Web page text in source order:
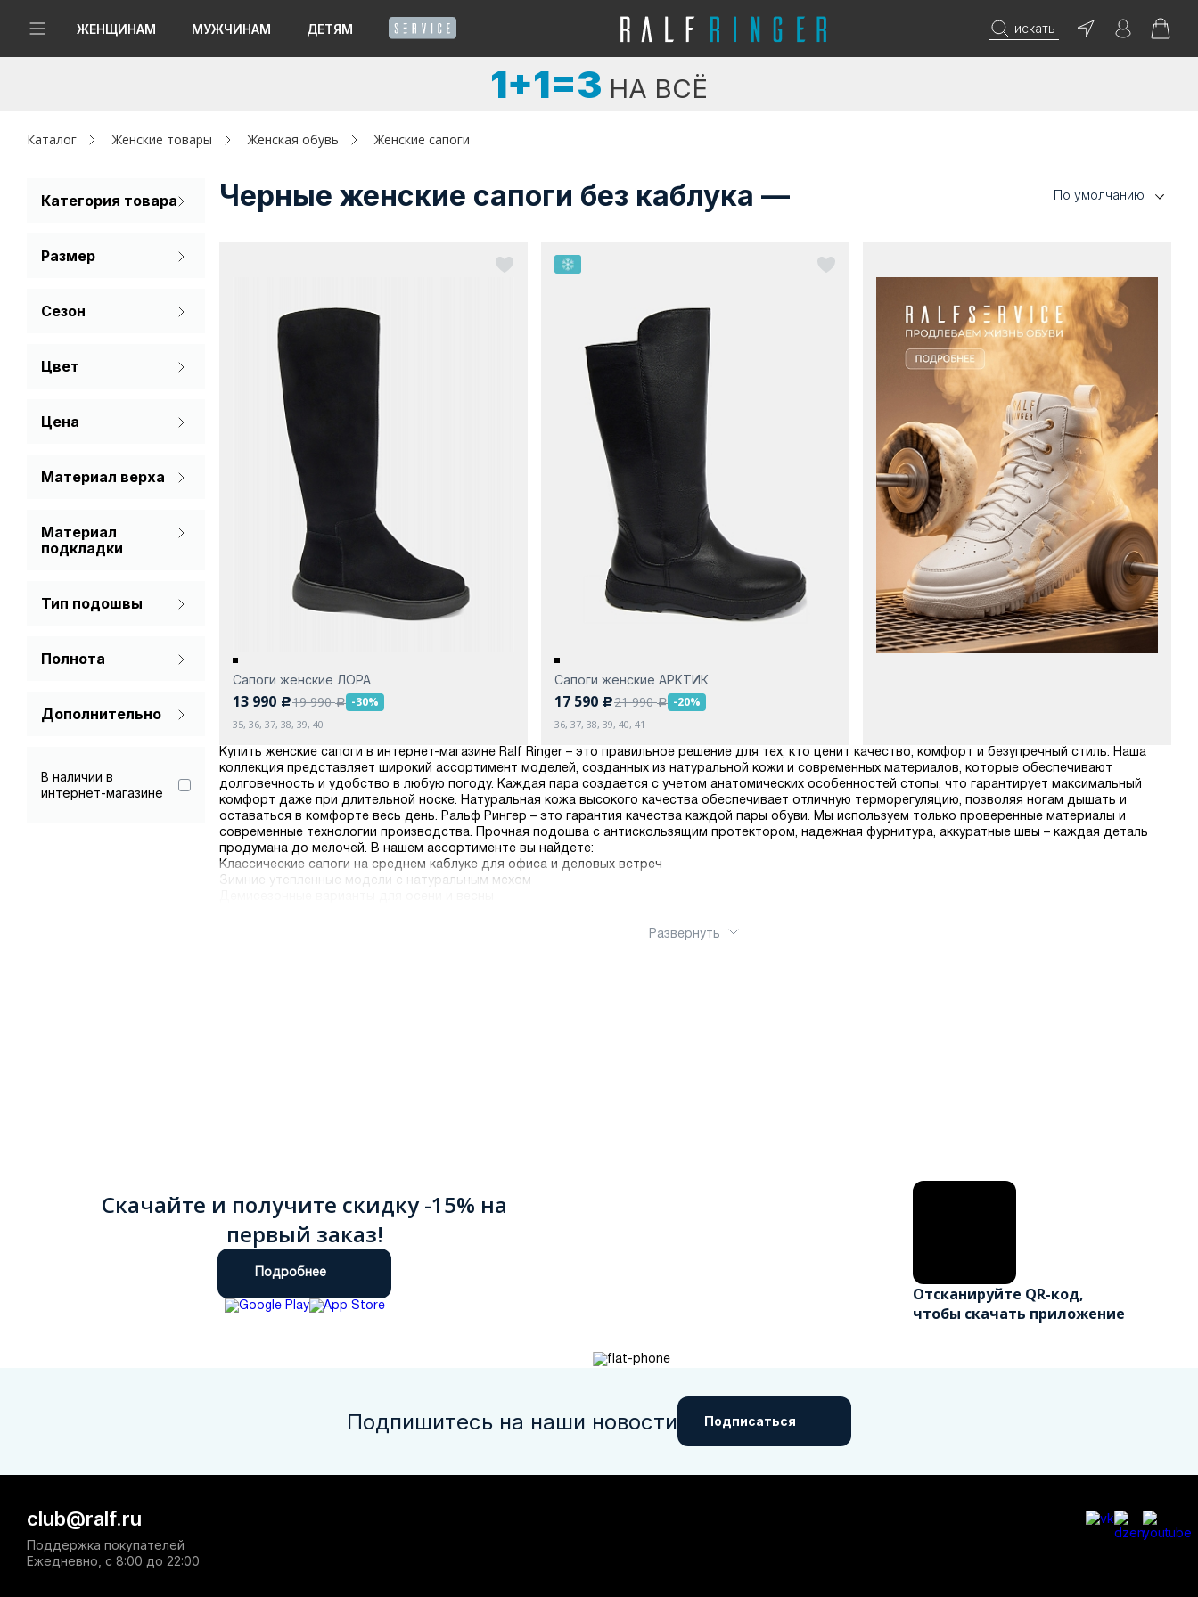
ЖЕНЩИНАМ МУЖЧИНАМ ДЕТЯМ искать
Женщинам
Капсула
Аутлет
1+1=3 НА ВСЁ
Каталог Женские товары Женская обувь Женские сапоги
Категория товара
Размер
41
Сезон
Зима
Цвет
Цена
Материал верха
Спилок
Материал
подкладки
Текстиль
Тип подошвы
Платформа
Танкетка
Полнота
Дополнительно
В наличии в
интернет-магазине
Черные женские сапоги без каблука — По умолчанию
Сапоги женские ЛОРА
13 990 c19 990a -30%
35, 36, 37, 38, 39, 40
Сапоги женские АРКТИК
17 590 c21 990a -20%
36, 37, 38, 39, 40, 41
Купить женские сапоги в интернет-магазине Ralf Ringer – это правильное решение для тех, кто ценит качество, комфорт и безупречный стиль. Наша
коллекция представляет широкий ассортимент моделей, созданных из натуральной кожи и современных материалов, которые обеспечивают
долговечность и удобство в любую погоду. Каждая пара создается с учетом анатомических особенностей стопы, что гарантирует максимальный
комфорт даже при длительной носке. Натуральная кожа высокого качества обеспечивает отличную терморегуляцию, позволяя ногам дышать и
оставаться в комфорте весь день. Ральф Рингер – это гарантия качества каждой пары обуви. Мы используем только проверенные материалы и
современные технологии производства. Прочная подошва с антискользящим протектором, надежная фурнитура, аккуратные швы – каждая деталь
продумана до мелочей. В нашем ассортименте вы найдете:
Классические сапоги на среднем каблуке для офиса и деловых встреч
Зимние утепленные модели с натуральным мехом
Модели с декоративными элементами и эксклюзивным дизайном. Воспользуйтесь бесплатной доставкой по РФ в интернет-магазине. Быстрая
Развернуть
Скачайте и получите скидку -15% на
первый заказ!
Подробнее
Отсканируйте QR-код,
чтобы скачать приложение
Подпишитесь на наши новости Подписаться
club@ralf.ru
Поддержка покупателей
Ежедневно, с 8:00 до 22:00